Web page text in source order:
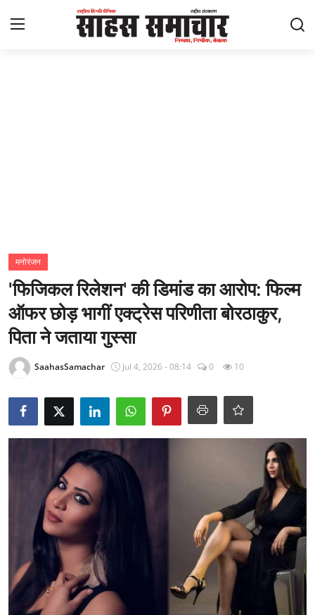
राज्य
अंतराष्ट्रीय
राजनीति
खेल
Epaper
धर्म
लाइफस्टाइल
मनोरंजन
'फिजिकल रिलेशन' की डिमांड का आरोप: फिल्म
ऑफर छोड़ भागीं एक्ट्रेस परिणीता बोरठाकुर,
पिता ने जताया गुस्सा
SaahasSamachar Jul 4, 2026 - 08:14 0 10